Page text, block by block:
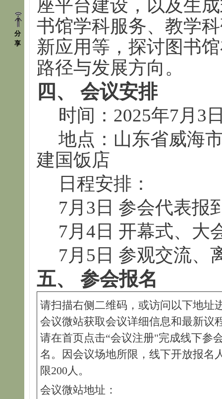
分
享
座平台建设，以及生
书馆学科服务、教学
新应用等，探讨图书
路径与发展方向。
四、 会议安排
时间：2025年7月3
地点：山东省威海
建国饭店
日程安排：
7月3日 参会代表报
7月4日 开幕式、大
7月5日 参观交流、
五、 参会报名
请扫描右侧二维码，或访问以下地址
会议微站获取会议详细信息和最新议
请在首页点击“会议注册"完成线下参
名。因会议场地所限，线下开放报名
限200人。
会议微站地址：